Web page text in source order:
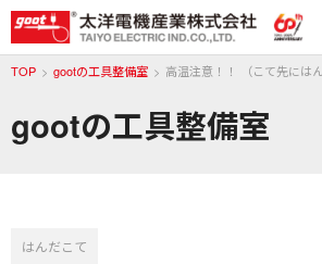
gootの工具整備室
TOP gootの工具整備室 ⾼温注意！！ （こて先には
はんだこて